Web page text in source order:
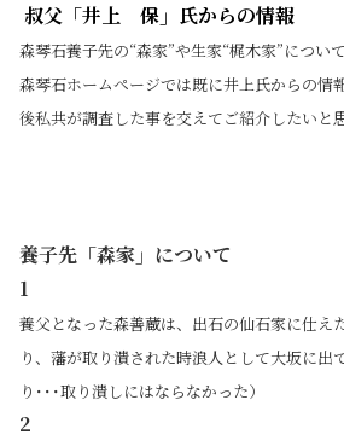
叔父「井上 保」氏からの情報
森琴石養子先の“森家”や生家“梶木家”につい
森琴石ホームページでは既に井上氏からの情
後私共が調査した事を交えてご紹介したいと思
養子先「森家」について
1
養父となった森善蔵は、出石の仙石家に仕え
り、藩が取り潰された時浪人として大坂に出
り･･･取り潰しにはならなかった）
2